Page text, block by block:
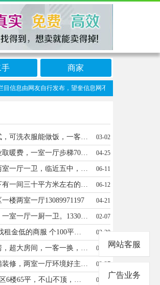
手 商家
息由网友自行发布，望奎信息网不承担任何责任！提高
望奎精装修家庭式，可洗衣服能做饭，一客一换，☎️18745578835 03-02
出租：月租包物业取暖费，一室一厅步梯700另电梯公寓1000，电话☎️13349354756微信1739065075 04-25
利华一期76平，两室一厅一卫，临近五中，四小，二中，拎包入住，家电设施齐全，室内干净整齐，户型好，7000元一年， 06-11
兆林居火锅店楼下有一间三十平方米左右的商铺出租，可以经商办公也可以居住，可以月租。电话13904857898 06-12
楼两室一厅13089971197 04-21
博宇家园，三楼，一室一厅一厨一卫。13304845056 02-07
求租望奎商服 想找租金低的商服 个100平左右 不要南北正大街上的 位置可以偏僻一点 没有捡便宜的意思 正常租 有合适的联系我13352589188 03-30
望奎家庭式日租房，超大房间，一客一换，二十四小时热水，冰箱，电视，洗衣机，空调，wifi，洗漱用品齐全，优雅的环境，家的感觉！微信电话同步:13384553230 08-06
常年求租房源，精装修，两室一厅环境好主要。15665011314 02-27
楼房出租: 同源小区6楼65平，不山不顶，家电齐全，南北通透，拎包入住，黄金地段，☎15946152699 06-19
网站客服
广告业务